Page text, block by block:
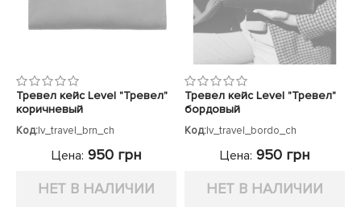
Тревел кейс Level "Тревел"
коричневый
Код:lv_travel_brn_ch
Цена: 950 грн
НЕТ В НАЛИЧИИ
Тревел кейс Level "Тревел"
бордовый
Код:lv_travel_bordo_ch
Цена: 950 грн
НЕТ В НАЛИЧИИ